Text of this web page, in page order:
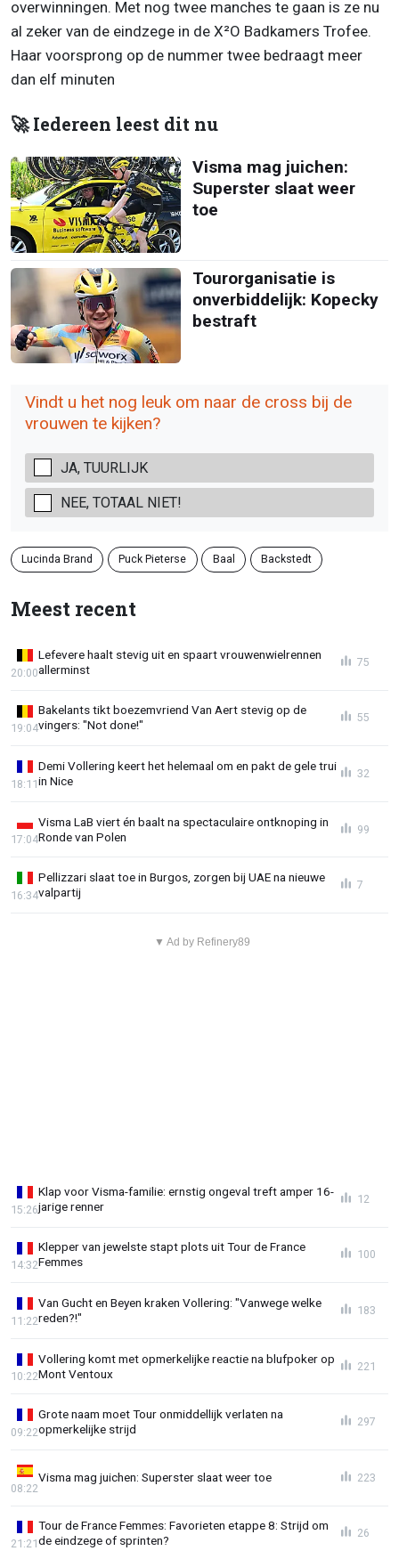
overwinningen. Met nog twee manches te gaan is ze nu
al zeker van de eindzege in de X²O Badkamers Trofee.
Haar voorsprong op de nummer twee bedraagt meer
dan elf minuten
🚀 Iedereen leest dit nu
Visma mag juichen:
Superster slaat weer
toe
Tourorganisatie is
onverbiddelijk: Kopecky
bestraft
Vindt u het nog leuk om naar de cross bij de
vrouwen te kijken?
JA, TUURLIJK
NEE, TOTAAL NIET!
Lucinda Brand Puck Pieterse Baal Backstedt
Meest recent
Lefevere haalt stevig uit en spaart vrouwenwielrennen
allerminst
20:00
75
Bakelants tikt boezemvriend Van Aert stevig op de
vingers: "Not done!"
19:04
55
Demi Vollering keert het helemaal om en pakt de gele trui
in Nice
18:11
32
Visma LaB viert én baalt na spectaculaire ontknoping in
Ronde van Polen
17:04
99
Pellizzari slaat toe in Burgos, zorgen bij UAE na nieuwe
valpartij
16:34
7
▼ Ad by Refinery89
Klap voor Visma-familie: ernstig ongeval treft amper 16-
jarige renner
15:26
12
Klepper van jewelste stapt plots uit Tour de France
Femmes
14:32
100
Van Gucht en Beyen kraken Vollering: "Vanwege welke
reden?!"
11:22
183
Vollering komt met opmerkelijke reactie na blufpoker op
Mont Ventoux
10:22
221
Grote naam moet Tour onmiddellijk verlaten na
opmerkelijke strijd
09:22
297
Visma mag juichen: Superster slaat weer toe
08:22
223
Tour de France Femmes: Favorieten etappe 8: Strijd om
de eindzege of sprinten?
21:21
26